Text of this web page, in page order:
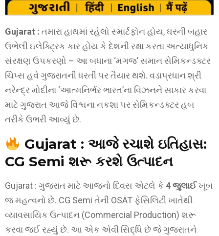
Gujarat : તમારા હાથમાં રહેલો સ્માર્ટફોન હોય, ઘરની બહાર
ઉભેલી ઇલેક્ટ્રિક કાર હોય કે દેશની રક્ષા કરતા અત્યાધુનિક
સંરક્ષણ ઉપકરણો – આ બધાના ‘મગજ’ સમાન સેમિકન્ડક્ટર
ચિપ્સ હવે ગુજરાતની ધરતી પર તૈયાર થશે. વડાપ્રધાન શ્રી
નરેન્દ્ર મોદીના ‘આત્મનિર્ભર ભારત’ના વિઝનને સાકાર કરવા
માટે ગુજરાત આજે વિશ્વના નકશા પર સેમિકન્ડક્ટર હબ
તરીકે ઉભરી આવ્યું છે.
Gujarat : આજે રચાશે ઇતિહાસ:
CG Semi શરૂ કરશે ઉત્પાદન
Gujarat : ગુજરાત માટે આજનો દિવસ એટલે કે 4 જુલાઈખૂબ
જ મહત્વનો છે. CG Semi તેની OSAT ફેસિલિટી ખાતેથી
વ્યાવસાયિક ઉત્પાદન (Commercial Production) શરૂ
કરવા જઈ રહ્યું છે. આ એક એવી સિદ્ધિ છે જે ગુજરાતને